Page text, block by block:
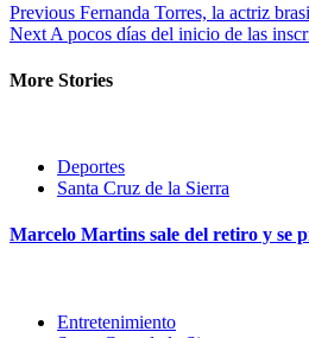
Previous Fernanda Torres, la actriz
Next A pocos días del inicio de las
More Stories
Deportes
Santa Cruz de la Sierra
Marcelo Martins sale del retiro y se
Entretenimiento